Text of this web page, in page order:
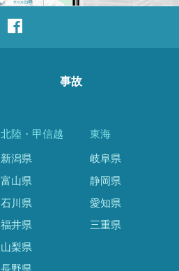
事故
北陸・甲信越
新潟県
富山県
石川県
福井県
山梨県
東海
岐阜県
静岡県
愛知県
三重県